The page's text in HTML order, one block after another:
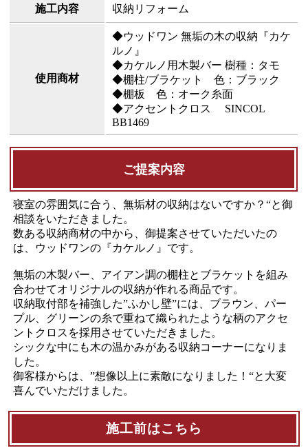
施工内容 収納リフォーム
使用商材
◆ウッドワン 無垢の木の収納『カケ
ルノ』
◆カケルノ用木製バー 樹種：タモ
◆棚柱/ブラケット 色：ブラック
◆棚板 色：オーク糸面
◆アクセントクロス SINCOL
BB1469
ご提案内容
寝室の雰囲気に合う、無垢材の収納はないですか？“と御
相談をいただきました。
数ある収納商材の中から、御提案させていただいたの
は、ウッドワンの『カケルノ』です。
無垢の木製バー、アイアン調の棚柱とブラケットを組み
合わせてオリジナルの収納が作れる商品です。
収納取付部を補強した”ふかし壁”には、ブラウン、パー
プル、グリーンの糸で重ねて織られたような柄のアクセ
ントクロスを採用させていただきました。
シックな中にも木の温かみがある収納コーナーになりま
した。
御客様からは、”想像以上に素敵になりました！“と大変
喜んでいただけました。
施工前はこちら